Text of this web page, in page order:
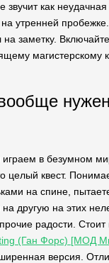
звучит как
утренней
заметку.
магистерскому
в безумном
целый квест.
на спине,
другую на этих
радости. Стоит
(Ган Форс) [МОД
версия.